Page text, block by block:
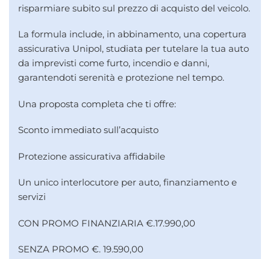
risparmiare subito sul prezzo di acquisto del veicolo.
La formula include, in abbinamento, una copertura
assicurativa Unipol, studiata per tutelare la tua auto
da imprevisti come furto, incendio e danni,
garantendoti serenità e protezione nel tempo.
Una proposta completa che ti offre:
Sconto immediato sull’acquisto
Protezione assicurativa affidabile
Un unico interlocutore per auto, finanziamento e
servizi
CON PROMO FINANZIARIA €.17.990,00
SENZA PROMO €. 19.590,00